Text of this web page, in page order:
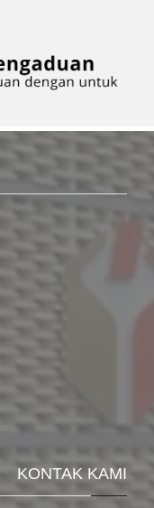
KONTAK KAMI